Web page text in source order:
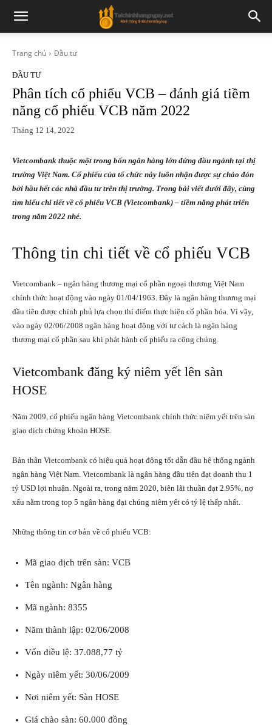
Trang chủ Đầu tư
ĐẦU TƯ
Phân tích cổ phiếu VCB – đánh giá tiềm
năng cổ phiếu VCB năm 2022
Tháng 12 14, 2022
Vietcombank thuộc một trong bốn ngân hàng lớn đứng đầu ngành tại thị
trường Việt Nam. Cổ phiếu của tổ chức này luôn nhận được sự chào đón
bởi hầu hết các nhà đầu tư trên thị trường. Trong bài viết dưới đây, cùng
tìm hiểu chi tiết về cổ phiếu VCB (Vietcombank) – tiềm năng phát triển
trong năm 2022 nhé.
Thông tin chi tiết về cổ phiếu VCB
Vietcombank – ngân hàng thương mại cổ phần ngoại thương Việt Nam
chính thức hoạt động vào ngày 01/04/1963. Đây là ngân hàng thương mại
đầu tiên được chính phủ lựa chọn thí điểm thực hiện cổ phần hóa. Vì vậy,
vào ngày 02/06/2008 ngân hàng hoạt động với tư cách là ngân hàng
thương mại cổ phần sau khi phát hành cổ phiếu ra công chúng.
Vietcombank đăng ký niêm yết lên sàn
HOSE
Năm 2009, cổ phiếu ngân hàng Vietcombank chính thức niêm yết trên sàn
giao dịch chứng khoán HOSE.
Bản thân Vietcombank có hiệu quả hoạt động tốt dẫn đầu hệ thống ngành
ngân hàng Việt Nam. Vietcombank là ngân hàng đầu tiên đạt doanh thu 1
tỷ USD lợi nhuận. Ngoài ra, trong năm 2020, biên lãi thuần đạt 2.95%, nợ
xấu nằm trong top 5 ngân hàng đại chúng niêm yết có tỷ lệ thấp nhất.
Những thông tin cơ bản về cổ phiếu VCB:
Mã giao dịch trên sàn: VCB
Tên ngành: Ngân hàng
Mã ngành: 8355
Năm thành lập: 02/06/2008
Vốn điều lệ: 37.088,77 tỷ
Ngày niêm yết: 30/06/2009
Nơi niêm yết: Sàn HOSE
Giá chào sàn: 60.000 đồng